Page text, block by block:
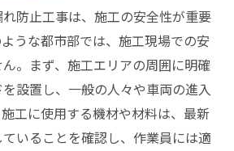
防止工事は、施工の安全性が重要
うな都市部では、施工現場での安
。まず、施工エリアの周囲に明確
設置し、一般の人々や車両の進入
工に使用する機材や材料は、最新
いることを確認し、作業員には適